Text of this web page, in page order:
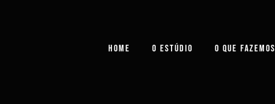
HOME O ESTÚDIO O QUE FAZEMOS